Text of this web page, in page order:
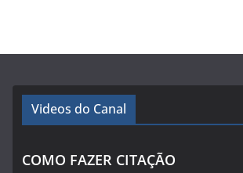
Videos do Canal
COMO FAZER CITAÇÃO